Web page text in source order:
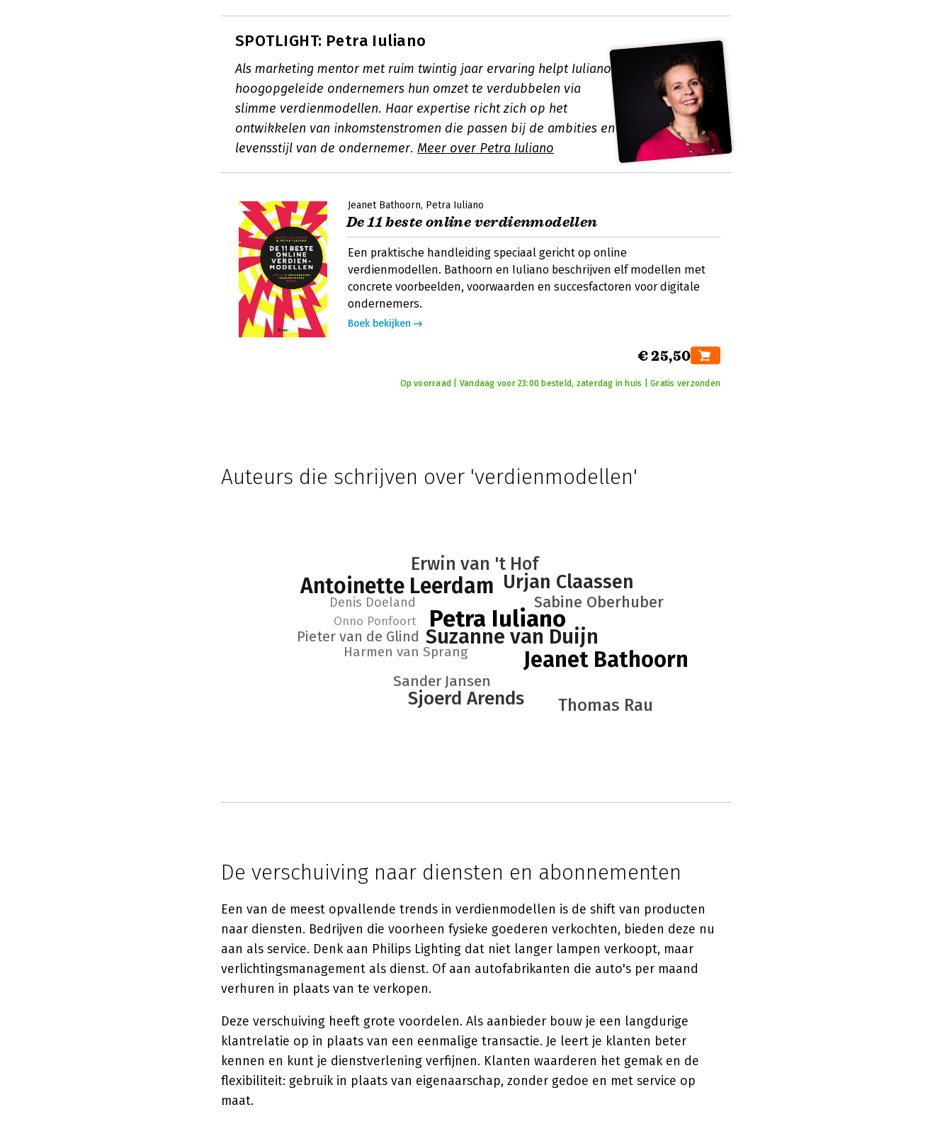
SPOTLIGHT: Petra Iuliano
Als marketing mentor met ruim twintig jaar ervaring helpt Iuliano
hoogopgeleide ondernemers hun omzet te verdubbelen via
slimme verdienmodellen. Haar expertise richt zich op het
ontwikkelen van inkomstenstromen die passen bij de ambities en
levensstijl van de ondernemer. Meer over Petra Iuliano
Jeanet Bathoorn Petra Iuliano
De 11 beste online verdienmodellen
Een praktische handleiding speciaal gericht op online
verdienmodellen. Bathoorn en Iuliano beschrijven elf modellen met
concrete voorbeelden, voorwaarden en succesfactoren voor digitale
ondernemers.
Boek bekijken
€ 25,50
Op voorraad | Vandaag voor 23:00 besteld, zaterdag in huis | Gratis verzonden
Auteurs die schrijven over 'verdienmodellen'
Petra Iuliano
Jeanet Bathoorn
Antoinette Leerdam
Suzanne van Duijn
Urjan Claassen
Sjoerd Arends
Erwin van 't Hof
Thomas Rau
Sabine Oberhuber
Sander Jansen
Pieter van de Glind
Harmen van Sprang
Denis Doeland
Onno Ponfoort
De verschuiving naar diensten en abonnementen
Een van de meest opvallende trends in verdienmodellen is de shift van producten
naar diensten. Bedrijven die voorheen fysieke goederen verkochten, bieden deze nu
aan als service. Denk aan Philips Lighting dat niet langer lampen verkoopt, maar
verlichtingsmanagement als dienst. Of aan autofabrikanten die auto's per maand
verhuren in plaats van te verkopen.
Deze verschuiving heeft grote voordelen. Als aanbieder bouw je een langdurige
klantrelatie op in plaats van een eenmalige transactie. Je leert je klanten beter
kennen en kunt je dienstverlening verfijnen. Klanten waarderen het gemak en de
flexibiliteit: gebruik in plaats van eigenaarschap, zonder gedoe en met service op
maat.